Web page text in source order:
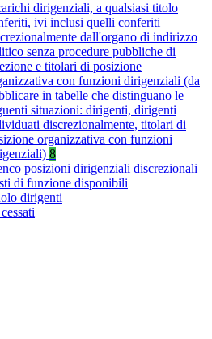
dirigenziali, a qualsiasi titolo
ivi inclusi quelli conferiti
dall'organo di indirizzo
senza procedure pubbliche di
e titolari di posizione
con funzioni dirigenziali (da
in tabelle che distinguano le
situazioni: dirigenti, dirigenti
discrezionalmente, titolari di
organizzativa con funzioni
8
posizioni dirigenziali discrezionali
di funzione disponibili
dirigenti